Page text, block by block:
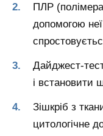
ПЛР
допомогою
Дайджест-
і встановити
Зішкріб з
цитологічне